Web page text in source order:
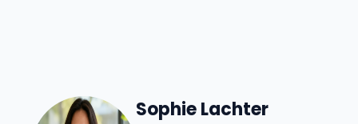
Sophie Lachter